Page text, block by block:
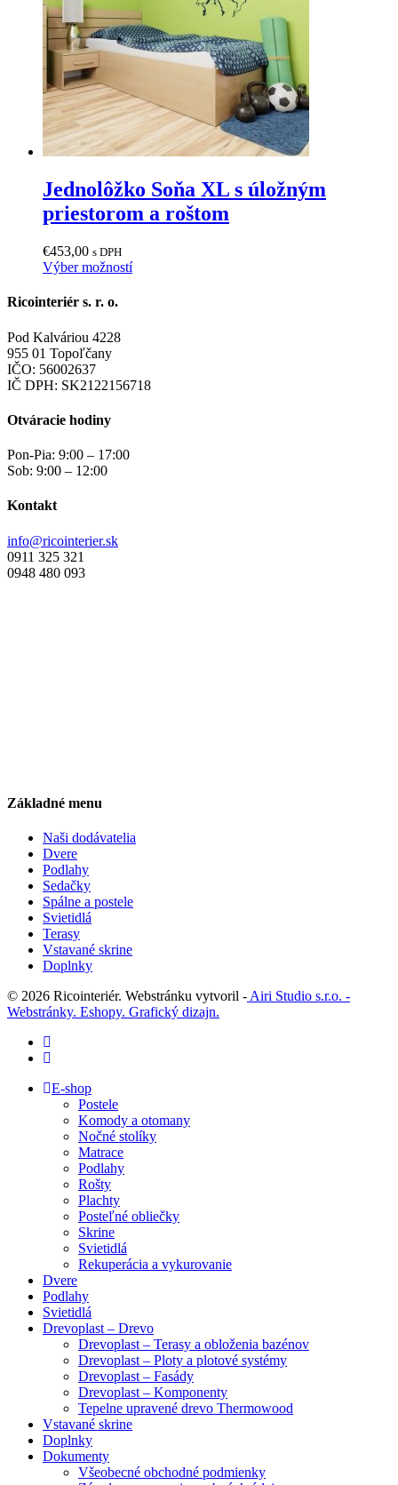
vybrať
na
stránke
produktu.
Jednolôžko Soňa XL s úložným
priestorom a roštom
€453,00 s DPH
Výber možnostíTento
môžete
vybrať
Ricointeriér s. r. o.
Pod Kalváriou 4228
955 01 Topoľčany
IČO: 56002637
IČ DPH: SK2122156718
Otváracie hodiny
Pon-Pia: 9:00 – 17:00
Sob: 9:00 – 12:00
Kontakt
info@ricointerier.sk
0911 325 321
0948 480 093
Základné menu
Naši dodávatelia
Dvere
Podlahy
Sedačky
Spálne a postele
Svietidlá
Terasy
Vstavané skrine
Doplnky
© 2026 Ricointeriér. Webstránku vytvoril - Airi Studio s.r.o. -
Webstránky. Eshopy. Grafický dizajn.
facebook
instagram
Close
E-shop
Postele
Komody a otomany
Nočné stolíky
Matrace
Podlahy
Rošty
Plachty
Posteľné obliečky
Skrine
Svietidlá
Rekuperácia a vykurovanie
Dvere
Podlahy
Svietidlá
Drevoplast – Drevo
Drevoplast – Terasy a obloženia bazénov
Drevoplast – Ploty a plotové systémy
Drevoplast – Fasády
Drevoplast – Komponenty
Tepelne upravené drevo Thermowood
Vstavané skrine
Doplnky
Dokumenty
Všeobecné obchodné podmienky